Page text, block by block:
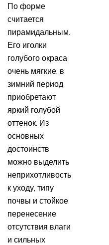
По форме
считается
пирамидальным.
Его иголки
голубого окраса
очень мягкие, в
зимний период
приобретают
яркий голубой
оттенок. Из
основных
достоинств
можно выделить
неприхотливость
к уходу, типу
почвы и стойкое
перенесение
отсутствия влаги
и сильных